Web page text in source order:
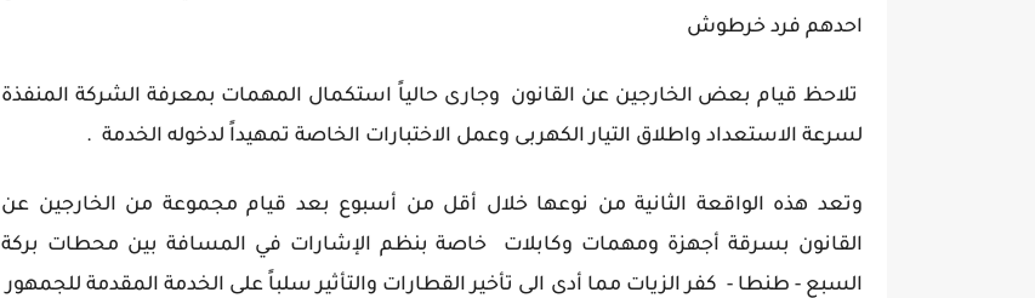
احدهم فرد خرطوش
تلاحظ قيام بعض الخارجين عن القانون وجارى حالياً استكمال المهمات بمعرفة الشركة المنفذة
لسرعة الاستعداد واطلاق التيار الكهربى وعمل الاختبارات الخاصة تمهيداً لدخوله الخدمة .
وتعد هذه الواقعة الثانية من نوعها خلال أقل من أسبوع بعد قيام مجموعة من الخارجين عن
القانون بسرقة أجهزة ومهمات وكابلات خاصة بنظم الإشارات في المسافة بين محطات بركة
السبع - طنطا - كفر الزيات مما أدى الى تأخير القطارات والتأثير سلباً على الخدمة المقدمة للجمهور